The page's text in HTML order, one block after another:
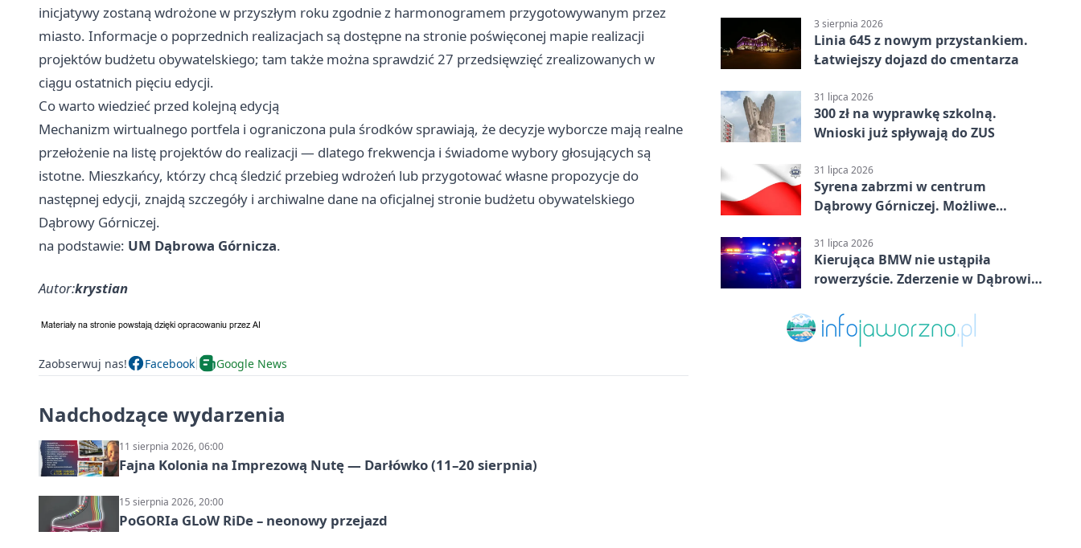
inicjatywy zostaną wdrożone w przyszłym roku zgodnie z harmonogramem przygotowywanym przez
miasto. Informacje o poprzednich realizacjach są dostępne na stronie poświęconej mapie realizacji
projektów budżetu obywatelskiego; tam także można sprawdzić 27 przedsięwzięć zrealizowanych w
ciągu ostatnich pięciu edycji.
Co warto wiedzieć przed kolejną edycją
Mechanizm wirtualnego portfela i ograniczona pula środków sprawiają, że decyzje wyborcze mają realne
przełożenie na listę projektów do realizacji — dlatego frekwencja i świadome wybory głosujących są
istotne. Mieszkańcy, którzy chcą śledzić przebieg wdrożeń lub przygotować własne propozycje do
następnej edycji, znajdą szczegóły i archiwalne dane na oficjalnej stronie budżetu obywatelskiego
Dąbrowy Górniczej.
na podstawie: UM Dąbrowa Górnicza.
Autor:krystian
Zaobserwuj nas! Facebook Google News
Nadchodzące wydarzenia
11 sierpnia 2026, 06:00
Fajna Kolonia na Imprezową Nutę — Darłówko (11–20 sierpnia)
15 sierpnia 2026, 20:00
PoGORIa GLoW RiDe – neonowy przejazd
3 sierpnia 2026
Linia 645 z nowym przystankiem.
Łatwiejszy dojazd do cmentarza
31 lipca 2026
300 zł na wyprawkę szkolną.
Wnioski już spływają do ZUS
31 lipca 2026
Syrena zabrzmi w centrum
Dąbrowy Górniczej. Możliwe
31 lipca 2026
Kierująca BMW nie ustąpiła
rowerzyście. Zderzenie w Dąbrowie